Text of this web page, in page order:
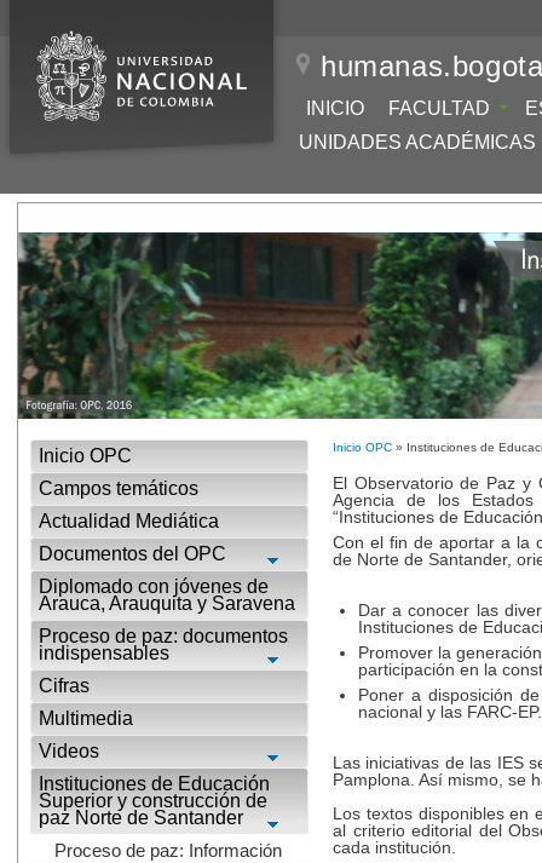
INICIO FACULTAD
UNIDADES ACADÉMICAS
Inicio OPC
Campos temáticos
Actualidad Mediática
Documentos del OPC
Diplomado con jóvenes de
Arauca, Arauquita y Saravena
Proceso de paz: documentos
indispensables
Cifras
Multimedia
Videos
Instituciones de Educación
Superior y construcción de
paz Norte de Santander
Proceso de paz: Información
Inicio OPC » Instituciones de
El Observatorio de Paz y
Agencia de los Estados
“Instituciones de
Con el fin de aportar a la
de Norte de Santander,
Dar a conocer las
Instituciones de
Promover la
participación en la
Poner a disposición
nacional y las FARC-EP.
Las iniciativas de las IES
Pamplona. Así mismo, se
Los textos disponibles en
al criterio editorial del
cada institución.